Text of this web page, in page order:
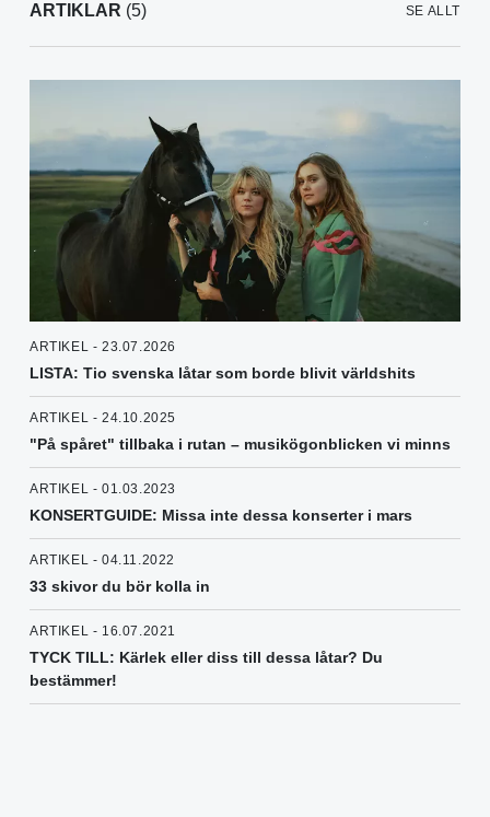
ARTIKLAR (5) SE ALLT
ARTIKEL - 23.07.2026
LISTA: Tio svenska låtar som borde blivit världshits
ARTIKEL - 24.10.2025
"På spåret" tillbaka i rutan – musikögonblicken vi minns
ARTIKEL - 01.03.2023
KONSERTGUIDE: Missa inte dessa konserter i mars
ARTIKEL - 04.11.2022
33 skivor du bör kolla in
ARTIKEL - 16.07.2021
TYCK TILL: Kärlek eller diss till dessa låtar? Du
bestämmer!